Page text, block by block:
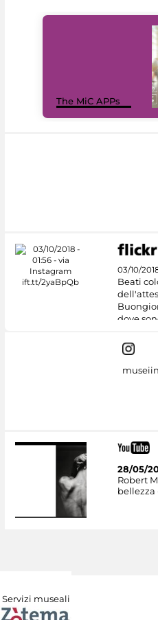
The MiC APPs
03/10/
Beati
dove
28/05/
Robert
bellezza
Servizi museali